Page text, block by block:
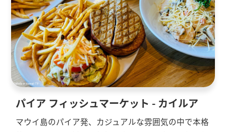
パイア フィッシュマーケット - カイルア
マウイ島のパイア発、カジュアルな雰囲気の中で本格